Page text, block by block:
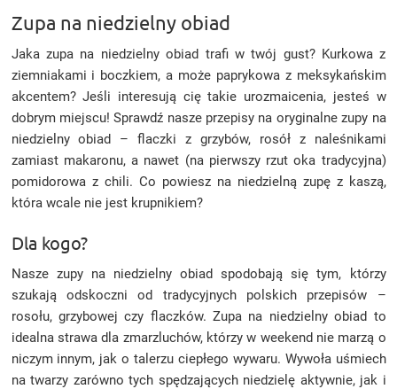
Zupa na niedzielny obiad
Jaka zupa na niedzielny obiad trafi w twój gust? Kurkowa z
ziemniakami i boczkiem, a może paprykowa z meksykańskim
akcentem? Jeśli interesują cię takie urozmaicenia, jesteś w
dobrym miejscu! Sprawdź nasze przepisy na oryginalne zupy na
niedzielny obiad – flaczki z grzybów, rosół z naleśnikami
zamiast makaronu, a nawet (na pierwszy rzut oka tradycyjna)
pomidorowa z chili. Co powiesz na niedzielną zupę z kaszą,
która wcale nie jest krupnikiem?
Dla kogo?
Nasze zupy na niedzielny obiad spodobają się tym, którzy
szukają odskoczni od tradycyjnych polskich przepisów –
rosołu, grzybowej czy flaczków. Zupa na niedzielny obiad to
idealna strawa dla zmarzluchów, którzy w weekend nie marzą o
niczym innym, jak o talerzu ciepłego wywaru. Wywoła uśmiech
na twarzy zarówno tych spędzających niedzielę aktywnie, jak i